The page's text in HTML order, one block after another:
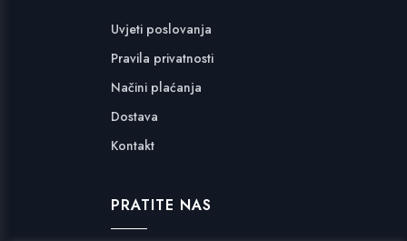
Uvjeti poslovanja
Pravila privatnosti
Načini plaćanja
Dostava
Kontakt
PRATITE NAS